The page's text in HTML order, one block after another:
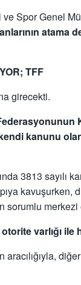
ve Spor Genel
atama
TFF
girecekti.
kanunu
3813 sayılı
kavuşurken,
sorumlu
varlığı ile